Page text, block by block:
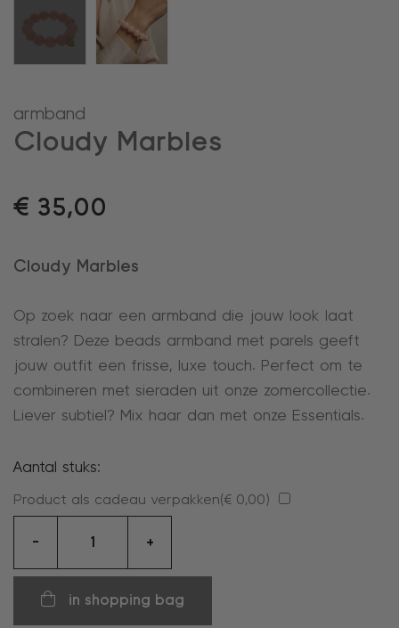
armband
Cloudy Marbles
€ 35,00
Cloudy Marbles
Op zoek naar een armband die jouw look laat
stralen? Deze beads armband met parels geeft
jouw outfit een frisse, luxe touch. Perfect om te
combineren met sieraden uit onze zomercollectie.
Liever subtiel? Mix haar dan met onze Essentials.
Aantal stuks:
Product als cadeau verpakken(€ 0,00)
-
aantal
+
in shopping bag